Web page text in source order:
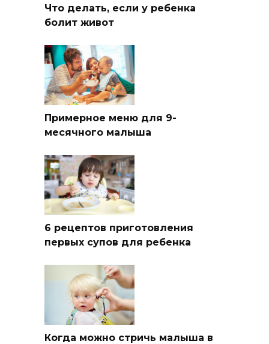
Что делать, если у ребенка
болит живот
Примерное меню для 9-
месячного малыша
6 рецептов приготовления
первых супов для ребенка
Когда можно стричь малыша в